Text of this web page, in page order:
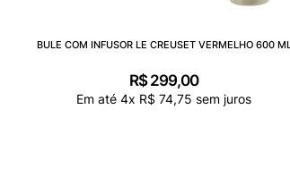
BULE COM INFUSOR LE CREUSET VERMELHO 600 ML
R$299,00
Em até4x R$ 74,75 sem juros